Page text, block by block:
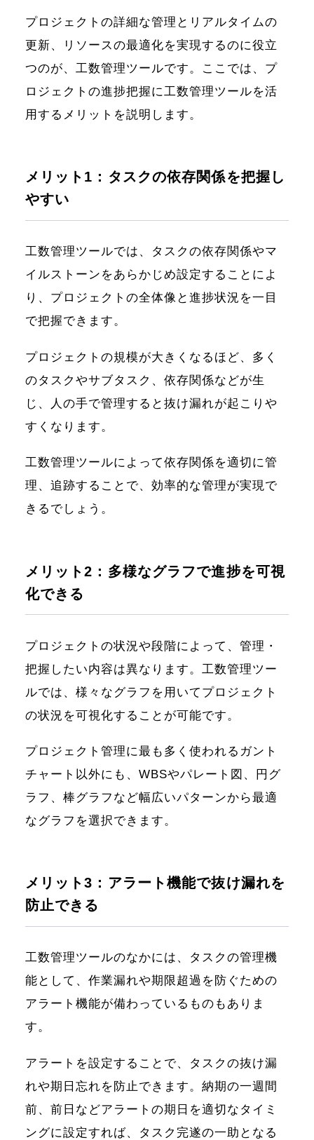
プロジェクトの詳細な管理とリアルタイムの
更新、リソースの最適化を実現するのに役立
つのが、工数管理ツールです。ここでは、プ
ロジェクトの進捗把握に工数管理ツールを活
用するメリットを説明します。
メリット1：タスクの依存関係を把握し
やすい
工数管理ツールでは、タスクの依存関係やマ
イルストーンをあらかじめ設定することによ
り、プロジェクトの全体像と進捗状況を一目
で把握できます。
プロジェクトの規模が大きくなるほど、多く
のタスクやサブタスク、依存関係などが生
じ、人の手で管理すると抜け漏れが起こりや
すくなります。
工数管理ツールによって依存関係を適切に管
理、追跡することで、効率的な管理が実現で
きるでしょう。
メリット2：多様なグラフで進捗を可視
化できる
プロジェクトの状況や段階によって、管理・
把握したい内容は異なります。工数管理ツー
ルでは、様々なグラフを用いてプロジェクト
の状況を可視化することが可能です。
プロジェクト管理に最も多く使われるガント
チャート以外にも、WBSやパレート図、円グ
ラフ、棒グラフなど幅広いパターンから最適
なグラフを選択できます。
メリット3：アラート機能で抜け漏れを
防止できる
工数管理ツールのなかには、タスクの管理機
能として、作業漏れや期限超過を防ぐための
アラート機能が備わっているものもありま
す。
アラートを設定することで、タスクの抜け漏
れや期日忘れを防止できます。納期の一週間
前、前日などアラートの期日を適切なタイミ
ングに設定すれば、タスク完遂の一助となる